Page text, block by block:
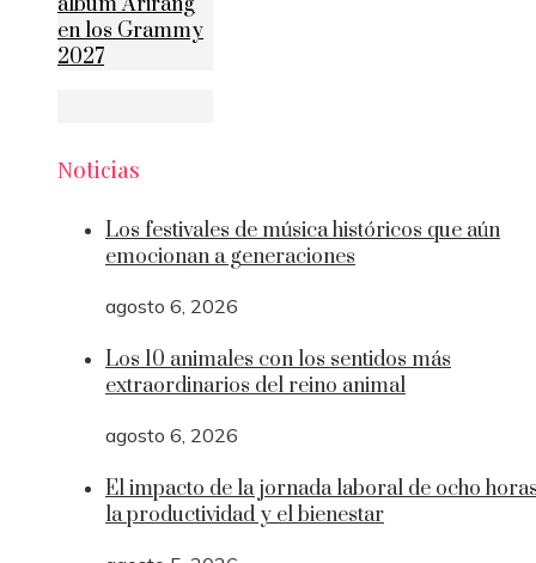
en los Grammy
2027
Noticias
Los festivales de música históricos que aún
emocionan a generaciones
agosto 6, 2026
Los 10 animales con los sentidos más
extraordinarios del reino animal
agosto 6, 2026
El impacto de la jornada laboral de ocho
la productividad y el bienestar